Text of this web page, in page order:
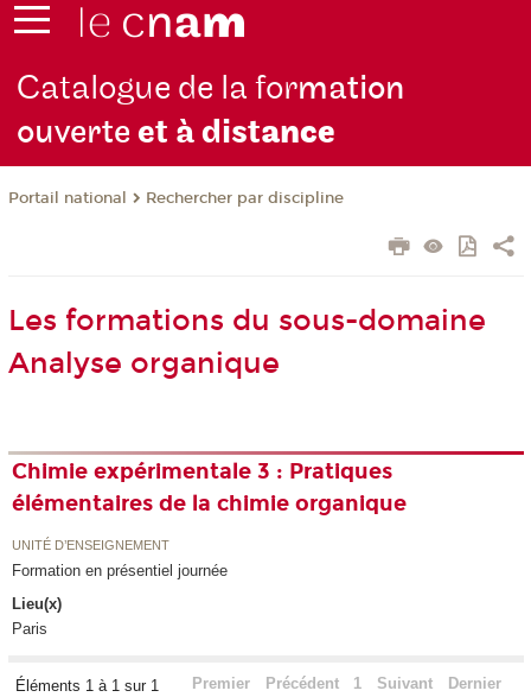
Catalogue de la formation
ouverteet à distance
Portail national Rechercher par discipline
Les formations du sous-domaine
Analyse organique
Chimie expérimentale 3 : Pratiques
élémentaires de la chimie organique
UNITÉ D’ENSEIGNEMENT
Formation en présentiel journée
Lieu(x)
Paris
Éléments 1 à 1 sur 1 Premier Précédent 1 Suivant Dernier